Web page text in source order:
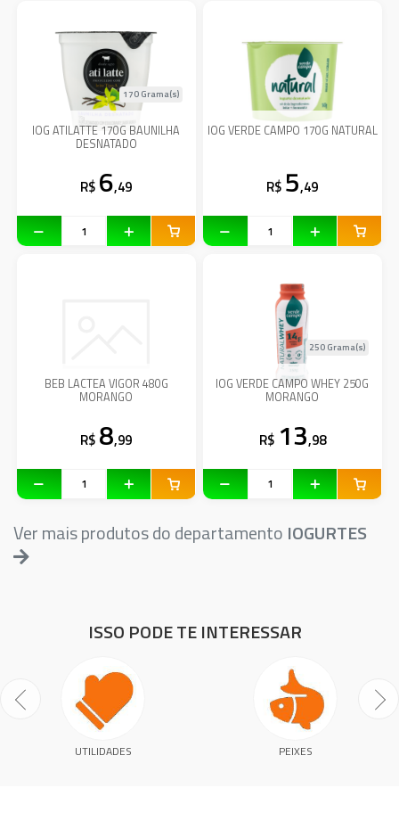
IOG ATILATTE 170G BAUNILHA
DESNATADO
170 Grama(s)
R$ 6,49
IOG VERDE CAMPO 170G NATURAL
R$ 5,49
BEB LACTEA VIGOR 480G
MORANGO
R$ 8,99
IOG VERDE CAMPO WHEY 250G
MORANGO
250 Grama(s)
R$ 13,98
Ver mais produtos do departamento IOGURTES
ISSO PODE TE INTERESSAR
UTILIDADES PEIXES